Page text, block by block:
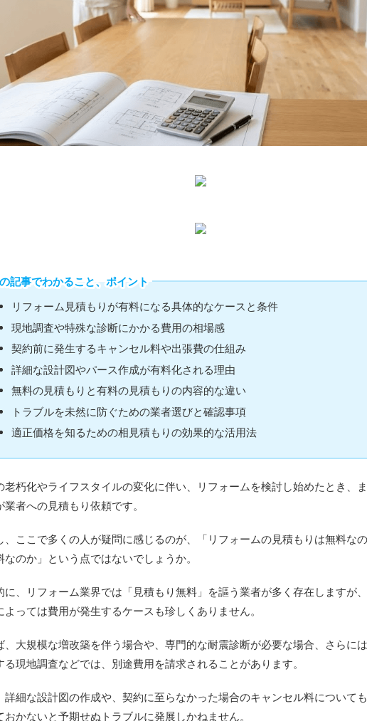
記事でわかること、ポイント
リフォーム見積もりが有料になる具体的なケースと条件
現地調査や特殊な診断にかかる費用の相場感
契約前に発生するキャンセル料や出張費の仕組み
詳細な設計図やパース作成が有料化される理由
無料の見積もりと有料の見積もりの内容的な違い
トラブルを未然に防ぐための業者選びと確認事項
適正価格を知るための相見積もりの効果的な活用法
老朽化やライフスタイルの変化に伴い、リフォームを検討し始めたとき、
業者への見積もり依頼です。
、ここで多くの人が疑問に感じるのが、「リフォームの見積もりは無料な
なのか」という点ではないでしょうか。
に、リフォーム業界では「見積もり無料」を謳う業者が多く存在しますが
よっては費用が発生するケースも珍しくありません。
、大規模な増改築を伴う場合や、専門的な耐震診断が必要な場合、さらに
る現地調査などでは、別途費用を請求されることがあります。
詳細な設計図の作成や、契約に至らなかった場合のキャンセル料について
おかないと予期せぬトラブルに発展しかねません。